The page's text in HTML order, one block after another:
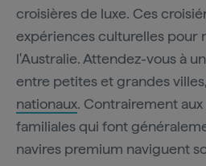
croisières de luxe. Ces
expériences culturelles pour
l'Australie. Attendez-vous à
entre petites et grandes villes,
nationaux. Contrairement
familiales qui font
navires premium naviguent